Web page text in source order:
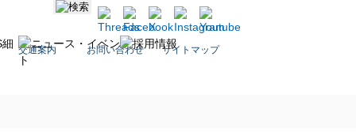
交通案内 お問い合わせ サイトマップ